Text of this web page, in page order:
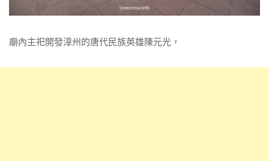
廟內主祀開發漳州的唐代民族英雄陳元光，